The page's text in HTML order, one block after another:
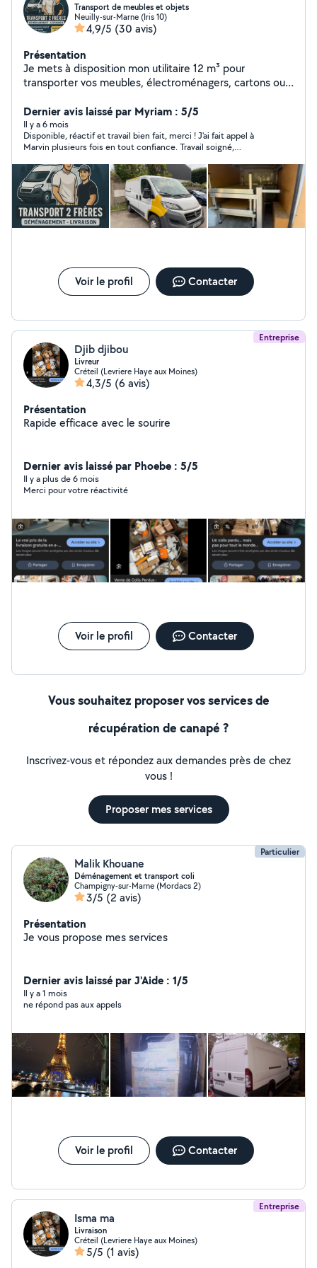
Transport de meubles et objets
Neuilly-sur-Marne (Iris 10)
4,9/5 (30 avis)
Présentation
Je mets à disposition mon utilitaire 12 m³ pour
transporter vos meubles, électroménagers, cartons ou
Disponible 7j/7, je peux vous aider au chargement et
déchargement si besoin. Service rapide, soigné et tarifs
abordables.
Dernier avis laissé par Myriam : 5/5
Il y a 6 mois
Disponible, réactif et travail bien fait, merci ! J'ai fait appel à
Marvin plusieurs fois en tout confiance. Travail soigné,
confiance. Il est aidant, s'adapte et a la volonté du travail bien
fait. J'ai fait appel à lui pour transport d'amoire, canapé et
démontage & transport de cuisine. Il est rapide et efficace.
Voir le profil Contacter
Entreprise
Djib djibou
Livreur
Créteil (Levriere Haye aux Moines)
4,3/5 (6 avis)
Présentation
Rapide efficace avec le sourire
Dernier avis laissé par Phoebe : 5/5
Il y a plus de 6 mois
Merci pour votre réactivité
Voir le profil Contacter
Vous souhaitez proposer vos services de
récupération de canapé ?
Inscrivez-vous et répondez aux demandes près de chez
vous !
Proposer mes services
Particulier
Malik Khouane
Déménagement et transport coli
Champigny-sur-Marne (Mordacs 2)
3/5 (2 avis)
Présentation
Je vous propose mes services
Dernier avis laissé par J'Aide : 1/5
Il y a 1 mois
ne répond pas aux appels
Voir le profil Contacter
Entreprise
Isma ma
Livraison
Créteil (Levriere Haye aux Moines)
5/5 (1 avis)